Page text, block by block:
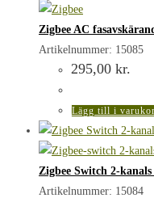
Zigbee AC
Artikelnummer: 15085
295,00 kr.
Lägg till i
Zigbee Switch 2-
Artikelnummer: 15084